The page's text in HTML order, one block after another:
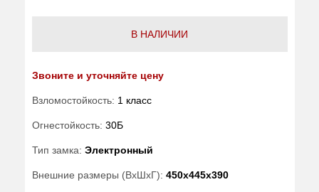
В НАЛИЧИИ
Звоните и уточняйте цену
Взломостойкость: 1 класс
Огнестойкость: 30Б
Тип замка: Электронный
Внешние размеры (ВхШхГ): 450x445x390